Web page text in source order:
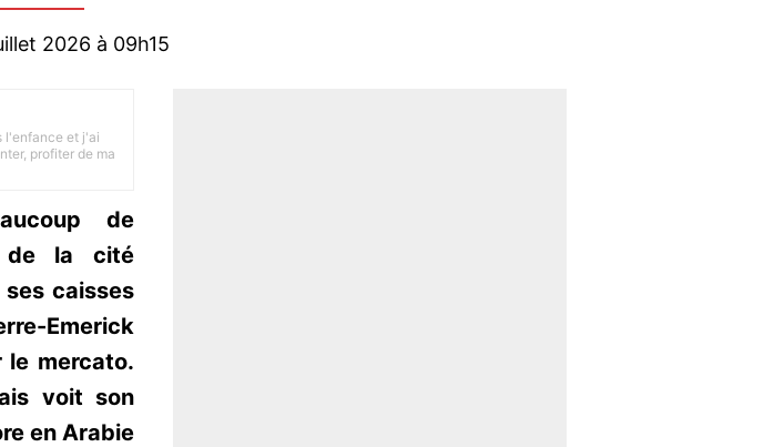
2026 à 09h15
l'enfance et j'ai
profiter de ma
de
de la cité
caisses
Emerick
le mercato.
voit son
en Arabie